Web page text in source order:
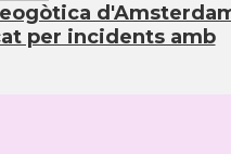
per incidents amb